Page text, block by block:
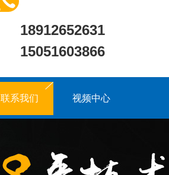
18912652631
15051603866
联系我们 视频中心